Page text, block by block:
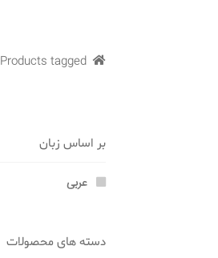
Products tagged “محوریت قرآن”
بر اساس زبان
عربی
دسته های محصولات